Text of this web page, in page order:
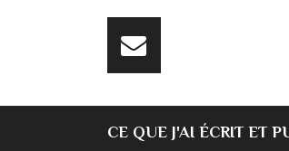
CE QUE J'AI ÉCRIT ET